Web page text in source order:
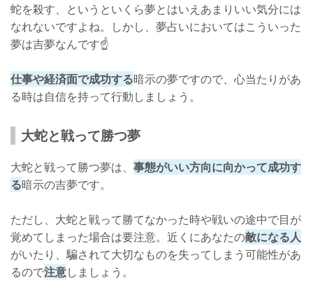
蛇を殺す、というといくら夢とはいえあまりいい気分には
なれないですよね。しかし、夢占いにおいてはこういった
夢は吉夢なんです☝
仕事や経済面で成功する暗示の夢ですので、心当たりがあ
る時は自信を持って行動しましょう。
大蛇と戦って勝つ夢
大蛇と戦って勝つ夢は、 事態がいい方向に向かって成功す
る暗示の吉夢です。
ただし、大蛇と戦って勝てなかった時や戦いの途中で目が
覚めてしまった場合は要注意。近くにあなたの敵になる人
がいたり、騙されて大切なものを失ってしまう可能性があ
るので注意しましょう。